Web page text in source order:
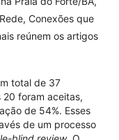
Conexões que
reúnem os artigos
total de 37
20 foram aceitas,
de 54%. Esses
de um processo